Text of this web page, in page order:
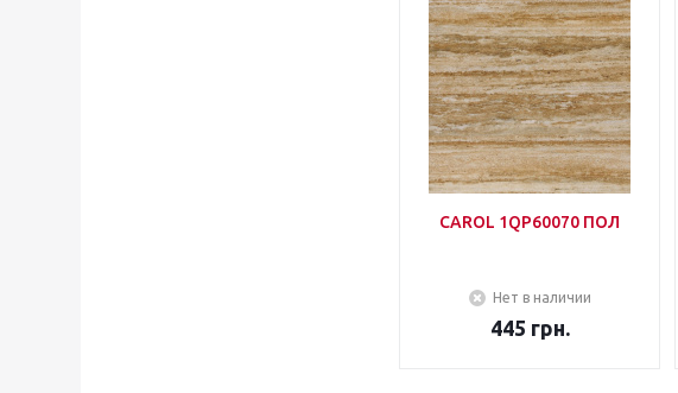
CAROL 1QP60070 ПОЛ
Нет в наличии
445 грн.